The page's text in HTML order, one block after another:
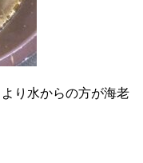
り水からの方が海老